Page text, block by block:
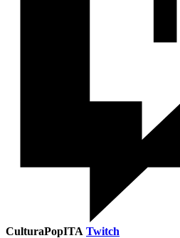
CulturaPopITA Twitch